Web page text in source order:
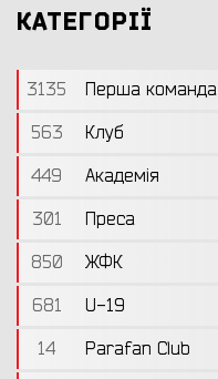
КАТЕГОРІЇ
3135
Перша команда
563
Клуб
449
Академія
301
Преса
850
ЖФК
681
U-19
14
Parafan Club